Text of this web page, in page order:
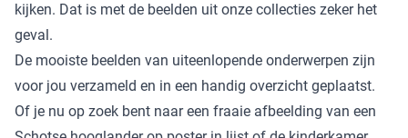
kijken. Dat is met de beelden uit onze collecties zeker het
geval.
De mooiste beelden van uiteenlopende onderwerpen zijn
voor jou verzameld en in een handig overzicht geplaatst.
Of je nu op zoek bent naar een fraaie afbeelding van een